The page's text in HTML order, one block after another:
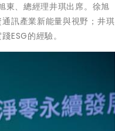
、總經理井琪出席。徐旭
訊產業新能量與視野；井琪
ESG的經驗。